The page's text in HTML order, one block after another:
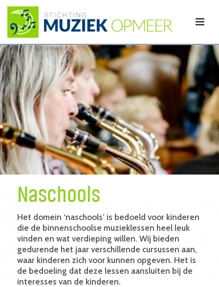
Naschools
Het domein ‘naschools’ is bedoeld voor kinderen
die de binnenschoolse muzieklessen heel leuk
vinden en wat verdieping willen. Wij bieden
gedurende het jaar verschillende cursussen aan,
waar kinderen zich voor kunnen opgeven. Het is
de bedoeling dat deze lessen aansluiten bij de
interesses van de kinderen.